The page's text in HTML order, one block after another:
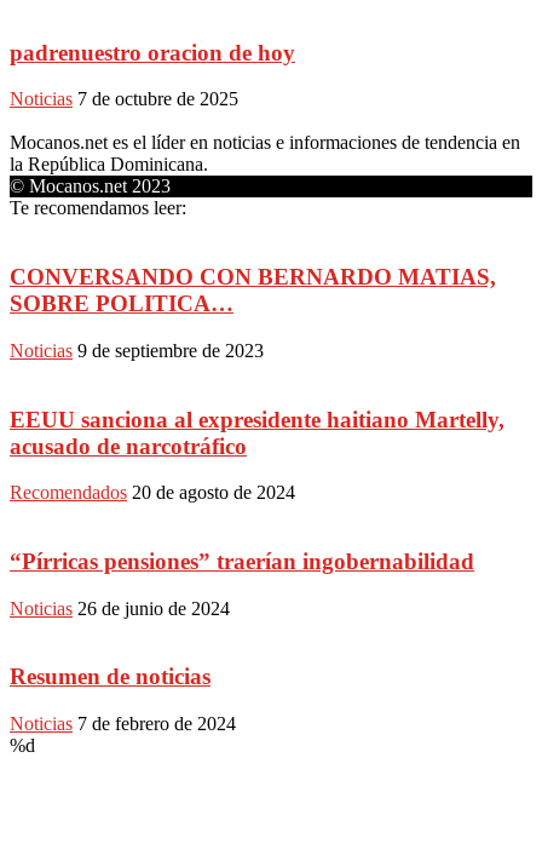
padrenuestro oracion de hoy
Noticias 7 de octubre de 2025
Mocanos.net es el líder en noticias e informaciones de tendencia en
la República Dominicana.
© Mocanos.net 2023
Te recomendamos leer:
CONVERSANDO CON BERNARDO MATIAS,
SOBRE POLITICA…
Noticias 9 de septiembre de 2023
EEUU sanciona al expresidente haitiano Martelly,
acusado de narcotráfico
Recomendados 20 de agosto de 2024
“Pírricas pensiones” traerían ingobernabilidad
Noticias 26 de junio de 2024
Resumen de noticias
Noticias 7 de febrero de 2024
%d